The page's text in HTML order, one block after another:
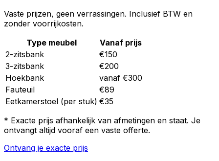
Vaste prijzen, geen verrassingen. Inclusief BTW en
zonder voorrijkosten.
Type meubel
Vanaf prijs
2-zitsbank
€150
3-zitsbank
€200
Hoekbank
vanaf €300
Fauteuil
€89
Eetkamerstoel (per stuk) €35
* Exacte prijs afhankelijk van afmetingen en staat. Je
ontvangt altijd vooraf een vaste offerte.
Ontvang je exacte prijs